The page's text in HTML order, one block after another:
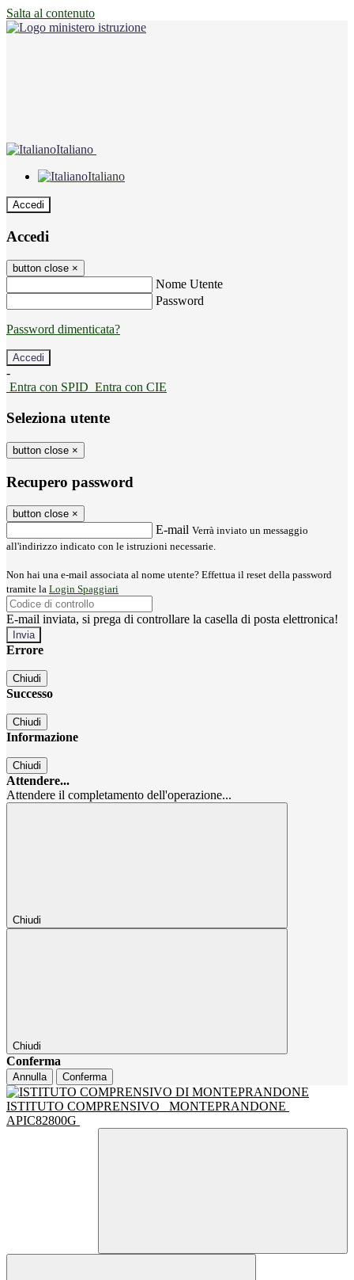
Salta al contenuto
Italiano
Italiano
Accedi
Accedi
button close ×
Nome Utente
Password
Password dimenticata?
-
Entra con SPID Entra con CIE
Seleziona utente
button close ×
Recupero password
button close ×
E-mail Verrà inviato un messaggio
all'indirizzo indicato con le istruzioni necessarie.
Non hai una e-mail associata al nome utente? Effettua il reset della password
tramite la Login Spaggiari
E-mail inviata, si prega di controllare la casella di posta elettronica!
Errore
Chiudi
Successo
Chiudi
Informazione
Chiudi
Attendere...
Attendere il completamento dell'operazione...
Chiudi
Chiudi
Conferma
Annulla Conferma
ISTITUTO COMPRENSIVO
MONTEPRANDONE
APIC82800G